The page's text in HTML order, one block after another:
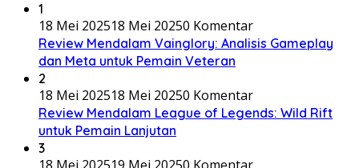
1
18 Mei 202518 Mei 20250 Komentar
Review Mendalam Vainglory: Analisis Gameplay
dan Meta untuk Pemain Veteran
2
18 Mei 202518 Mei 20250 Komentar
Review Mendalam League of Legends: Wild Rift
untuk Pemain Lanjutan
3